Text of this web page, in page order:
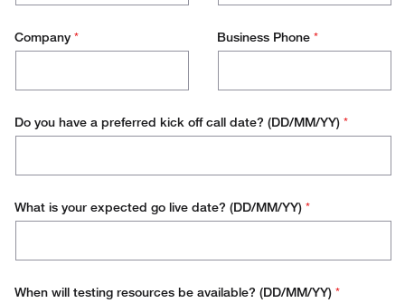
Company * Business Phone *
Do you have a preferred kick off call date? (DD/MM/YY) *
What is your expected go live date? (DD/MM/YY) *
When will testing resources be available? (DD/MM/YY) *